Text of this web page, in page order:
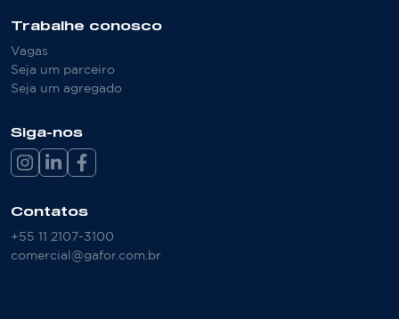
Trabalhe conosco
Vagas
Seja um parceiro
Seja um agregado
Siga-nos
Contatos
+55 11 2107-3100
comercial@gafor.com.br